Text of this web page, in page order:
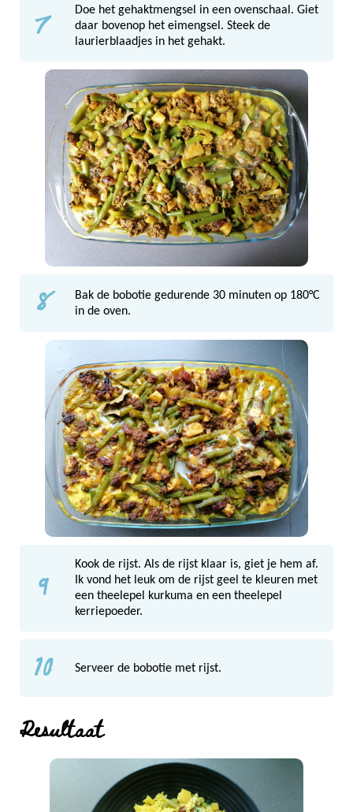
7
Doe het gehaktmengsel in een ovenschaal. Giet
daar bovenop het eimengsel. Steek de
laurierblaadjes in het gehakt.
8
Bak de bobotie gedurende 30 minuten op 180°C
in de oven.
9
Kook de rijst. Als de rijst klaar is, giet je hem af.
Ik vond het leuk om de rijst geel te kleuren met
een theelepel kurkuma en een theelepel
kerriepoeder.
10 Serveer de bobotie met rijst.
Resultaat